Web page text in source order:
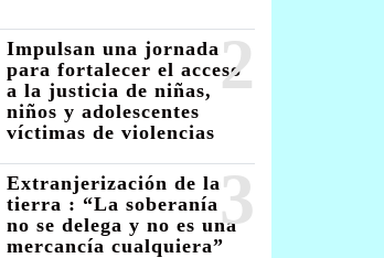
2
Impulsan una jornada
para fortalecer el acceso
a la justicia de niñas,
niños y adolescentes
víctimas de violencias
3
Extranjerización de la
tierra : “La soberanía
no se delega y no es una
mercancía cualquiera”